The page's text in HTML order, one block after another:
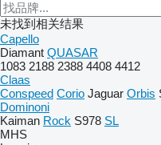
未找到相关结果
Capello
Diamant QUASAR
1083 2188 2388 4408 4412
Claas
Conspeed Corio Jaguar Orbis
Dominoni
Kaiman Rock S978 SL
MHS